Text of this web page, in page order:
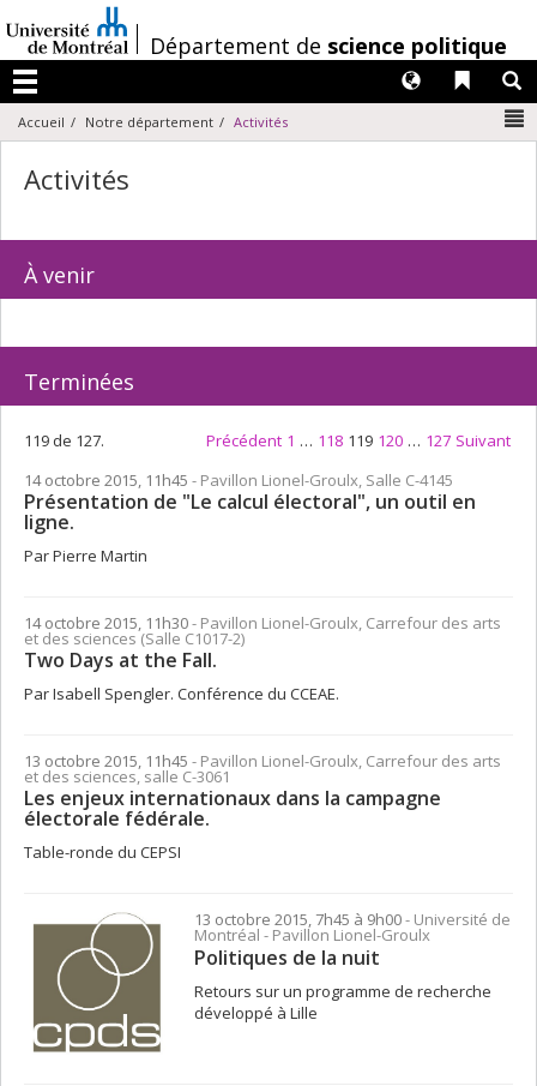
au
contenu
/Département de science politique
Menu
Liens
Langues
Accueil Notre département Activités
Activités
À venir
Terminées
119 de 127. Précédent 1 … 118 119 120 … 127 Suivant
14 octobre 2015, 11h45 - Pavillon Lionel-Groulx, Salle C-4145
Présentation de "Le calcul électoral", un outil en
ligne.
Par Pierre Martin
14 octobre 2015, 11h30- Pavillon Lionel-Groulx, Carrefour des arts
et des sciences (Salle C1017-2)
Two Days at the Fall.
Par Isabell Spengler. Conférence du CCEAE.
13 octobre 2015, 11h45 - Pavillon Lionel-Groulx, Carrefour des arts
et des sciences, salle C-3061
Les enjeux internationaux dans la campagne
électorale fédérale.
Table-ronde du CEPSI
13 octobre 2015, 7h45 à 9h00- Université de
Montréal - Pavillon Lionel-Groulx
Politiques de la nuit
Retours sur un programme de recherche
développé à Lille